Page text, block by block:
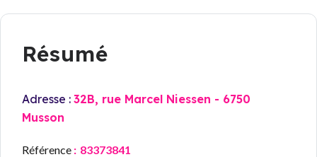
Résumé
Adresse : 32B, rue Marcel Niessen - 6750
Musson
Référence 83373841